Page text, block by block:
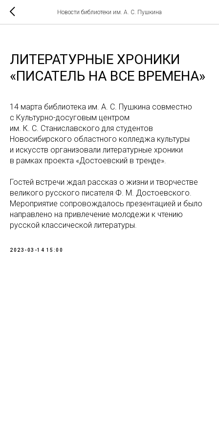
Новости библиотеки им. А. С. Пушкина
ЛИТЕРАТУРНЫЕ ХРОНИКИ
«ПИСАТЕЛЬ НА ВСЕ ВРЕМЕНА»
14 марта библиотека им. А. С. Пушкина совместно
с Культурно-досуговым центром
им. К. С. Станиславского для студентов
Новосибирского областного колледжа культуры
и искусств организовали литературные хроники
в рамках проекта «Достоевский в тренде».
Гостей встречи ждал рассказ о жизни и творчестве
великого русского писателя Ф. М. Достоевского.
Мероприятие сопровождалось презентацией и было
направлено на привлечение молодежи к чтению
русской классической литературы.
2023-03-14 15:00